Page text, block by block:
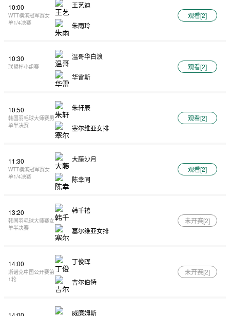
10:00
WTT横滨冠军赛女
单1/4决赛
王艺迪
朱雨玲
观看[2]
10:30
联盟杯小组赛
温哥华白浪
华雷斯
观看[2]
10:50
韩国羽毛球大师赛男
单半决赛
朱轩辰
塞尔维亚女排
观看[2]
11:30
WTT横滨冠军赛女
单1/4决赛
大藤沙月
陈幸同
观看[2]
13:20
韩国羽毛球大师赛女
单半决赛
韩千禧
塞尔维亚女排
未开赛[2]
14:00
斯诺克中国公开赛第
1轮
丁俊晖
吉尔伯特
未开赛[2]
威廉姆斯